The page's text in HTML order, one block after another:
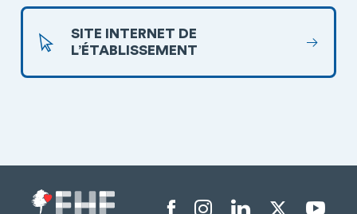
SITE INTERNET DE
L’ÉTABLISSEMENT